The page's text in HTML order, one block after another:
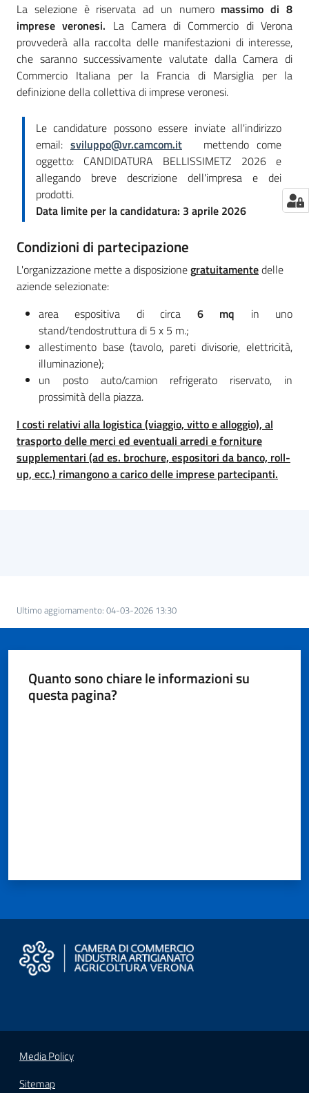
La selezione è riservata ad un numero massimo di 8
imprese veronesi. La Camera di Commercio di Verona
provvederà alla raccolta delle manifestazioni di interesse,
che saranno successivamente valutate dalla Camera di
Commercio Italiana per la Francia di Marsiglia per la
definizione della collettiva di imprese veronesi.
Le candidature possono essere inviate all'indirizzo
email: sviluppo@vr.camcom.it
mettendo come
oggetto: CANDIDATURA BELLISSIMETZ 2026 e
allegando breve descrizione dell'impresa e dei
prodotti.
Data limite per la candidatura: 3 aprile 2026
Condizioni di partecipazione
L'organizzazione mette a disposizionegratuitamentedelle
aziende selezionate:
area espositiva di circa 6 mq in uno
stand/tendostruttura di 5 x 5 m.;
allestimento base (tavolo, pareti divisorie, elettricità,
illuminazione);
un posto auto/camion refrigerato riservato, in
prossimità della piazza.
I costi relativi alla logistica (viaggio, vitto e alloggio), al
trasporto delle merci ed eventuali arredi e forniture
supplementari (ad es. brochure, espositori da banco, roll-
up, ecc.) rimangono a carico delle imprese partecipanti.
Ultimo aggiornamento: 04-03-2026 13:30
Quanto sono chiare le informazioni su
questa pagina?
Media Policy
Sitemap